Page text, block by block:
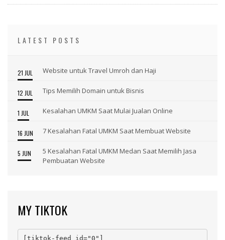
LATEST POSTS
21 JUL Website untuk Travel Umroh dan Haji
12 JUL Tips Memilih Domain untuk Bisnis
1 JUL Kesalahan UMKM Saat Mulai Jualan Online
16 JUN 7 Kesalahan Fatal UMKM Saat Membuat Website
5 JUN
5 Kesalahan Fatal UMKM Medan Saat Memilih Jasa
Pembuatan Website
MY TIKTOK
[tiktok-feed id="0"]